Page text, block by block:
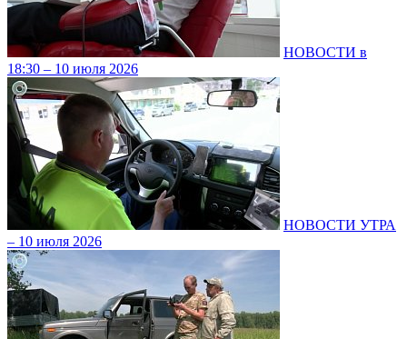
НОВОСТИ в
18:30 – 10 июля 2026
НОВОСТИ УТРА
– 10 июля 2026